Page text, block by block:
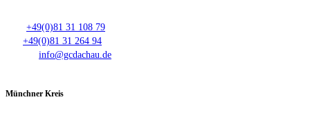
+49(0)81 31 108 79
+49(0)81 31 264 94
info@gcdachau.de
Münchner Kreis